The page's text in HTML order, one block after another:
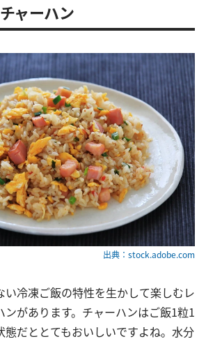
ャーハン
出典：stock.adobe.com
い冷凍ご飯の特性を生かして楽しむレ
ンがあります。チャーハンはご飯1粒1
態だととてもおいしいですよね。水分